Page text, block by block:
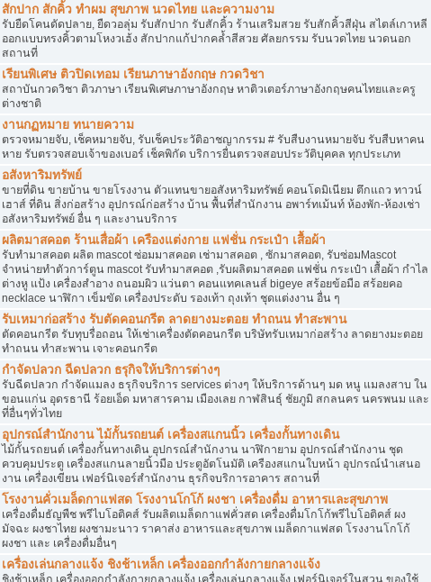
สักปาก สักคิ้ว ทำผม สุขภาพ นวดไทย และความงาม
รับยืดโคนดัดปลาย, ยืดวอลุ่ม รับสักปาก รับสักคิ้ว ร้านเสริมสวย รับสักคิ้วสีฝุ่น สไตล์เกาหลี
ออกแบบทรงคิ้วตามโหงวเฮ้ง สักปากแก้ปากคล้ำสีสวย ศัลยกรรม รับนวดไทย นวดนอก
สถานที่
เรียนพิเศษ ติวปิดเทอม เรียนภาษาอังกฤษ กวดวิชา
สถาบันกวดวิชา ติวภาษา เรียนพิเศษภาษาอังกฤษ หาติวเตอร์ภาษาอังกฤษคนไทยและครู
ต่างชาติ
งานกฏหมาย ทนายความ
ตรวจหมายจับ, เช็คหมายจับ, รับเช็คประวัติอาชญากรรม # รับสืบงานหมายจับ รับสืบหาคน
หาย รับตรวจสอบเจ้าของเบอร์ เช็คพิกัด บริการยื่นตรวจสอบประวัติบุคคล ทุกประเภท
อสังหาริมทรัพย์
ขายที่ดิน ขายบ้าน ขายโรงงาน ตัวแทนขายอสังหาริมทรัพย์ คอนโดมิเนียม ตึกแถว ทาวน์
เฮาส์ ที่ดิน สิ่งก่อสร้าง อุปกรณ์ก่อสร้าง บ้าน พื้นที่สำนักงาน อพาร์ทเม้นท์ ห้องพัก-ห้องเช่า
อสังหาริมทรัพย์ อื่น ๆ และงานบริการ
ผลิตมาสคอต ร้านเสื่อผ้า เครืองแต่งกาย แฟชั่น กระเป๋า เสื้อผ้า
รับทำมาสคอต ผลิต mascot ซ่อมมาสคอต เช่ามาสคอต , ซักมาสคอต, รับซ่อมMascot
จำหน่ายทำตัวการ์ตูน mascot รับทำมาสคอต ,รับผลิตมาสคอต แฟชั่น กระเป๋า เสื้อผ้า กำไล
ต่างหู แป้ง เครื่องสำอาง ถนอมผิว แว่นตา คอนแทคเลนส์ bigeye สร้อยข้อมือ สร้อยคอ
necklace นาฬิกา เข็มขัด เครื่องประดับ รองเท้า ถุงเท้า ชุดแต่งงาน อื่น ๆ
รับเหมาก่อสร้าง รับตัดคอนกรีต ลาดยางมะตอย ทำถนน ทำสะพาน
ตัดคอนกรีต รับทุบรื่อถอน ให้เช่าเครื่องตัดคอนกรีต บริษัทรับเหมาก่อสร้าง ลาดยางมะตอย
ทำถนน ทำสะพาน เจาะคอนกรีต
กำจัดปลวก ฉีดปลวก ธรุกิจให้บริการต่างๆ
รับฉีดปลวก กำจัดแมลง ธรุกิจบริการ services ต่างๆ ให้บริการด้านๆ มด หนู แมลงสาบ ใน
ขอนแก่น อุดรธานี ร้อยเอ็ด มหาสารคาม เมืองเลย กาฬสินธุ์ ชัยภูมิ สกลนคร นครพนม และ
ที่อื่นๆทั่วไทย
อุปกรณ์สำนักงาน ไม้กั้นรถยนต์ เครื่องสแกนนิ้ว เครื่องกั้นทางเดิน
ไม้กั้นรถยนต์ เครื่องกั้นทางเดิน อุปกรณ์สำนักงาน นาฬิกายาม อุปกรณ์สำนักงาน ชุด
ควบคุมประตู เครื่องสแกนลายนิ้วมือ ประตูอัตโนมัติ เครืองสแกนใบหน้า อุปกรณ์นำเสนอ
งาน เครื่องเขียน เฟอร์นิเจอร์สำนักงาน ธุรกิจบริการอาคาร สถานที่
โรงงานคั่วเมล็ดกาแฟสด โรงงานโกโก้ ผงชา เครื่องดื่ม อาหารและสุขภาพ
เครื่องดื่มธัญพืช พรีไบโอติคส์ รับผลิตเมล็ดกาแฟคั่วสด เครื่องดื่มโกโก้พรีไบโอติคส์ ผง
มัจฉะ ผงชาไทย ผงชามะนาว ราคาส่ง อาหารและสุขภาพ เมล็ดกาแฟสด โรงงานโกโก้
ผงชา และ เครื่องดื่มอื่นๆ
เครื่องเล่นกลางแจ้ง ชิงช้าเหล็ก เครื่องออกกำลังกายกลางแจ้ง
ชิงช้าเหล็ก เครื่องออกกำลังกายกลางแจ้ง เครื่องเล่นกลางแจ้ง เฟอร์นิเจอร์ในสวน ของใช้